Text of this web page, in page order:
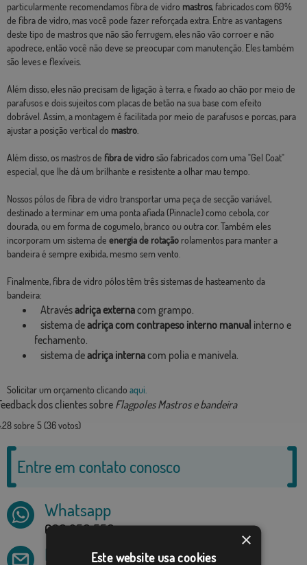
particularmente recomendamos fibra de vidro mastros, fabricados com 60%
de fibra de vidro, mas você pode fazer reforçada extra. Entre as vantagens
deste tipo de mastros que não são ferrugem, eles não vão corroer e não
apodrece, então você não deve se preocupar com manutenção. Eles também
são leves e flexíveis.
Além disso, eles não precisam de ligação à terra, e fixado ao chão por meio de
parafusos e dois sujeitos com placas de betão na sua base com efeito
dobrável. Assim, a montagem é facilitada por meio de parafusos e porcas, para
ajustar a posição vertical do mastro.
Além disso, os mastros de fibra de vidrosão fabricados com uma "Gel Coat"
especial, que lhe dá um brilhante e resistente a olhar mau tempo.
Nossos pólos de fibra de vidro transportar uma peça de secção variável,
destinado a terminar em uma ponta afiada (Pinnacle) como cebola, cor
dourada, ou em forma de cogumelo, branco ou outra cor. Também eles
incorporam um sistema de energia de rotação rolamentos para manter a
bandeira é sempre exibida, mesmo sem vento.
Finalmente, fibra de vidro pólos têm três sistemas de hasteamento da
bandeira:
Atravésadriça externacom grampo.
sistema deadriça com contrapeso interno manual interno e
fechamento.
sistema deadriça internacom polia e manivela.
Solicitar um orçamento clicando aqui.
dos clientes sobre Flagpoles Mastros e bandeira
sobre 5 (36votos)
Entre em contato conosco
Whatsapp
636 256 550
E-mail
×
Este website usa cookies